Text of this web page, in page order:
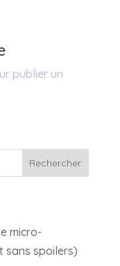
publier un
Rechercher
micro-
sans spoilers)